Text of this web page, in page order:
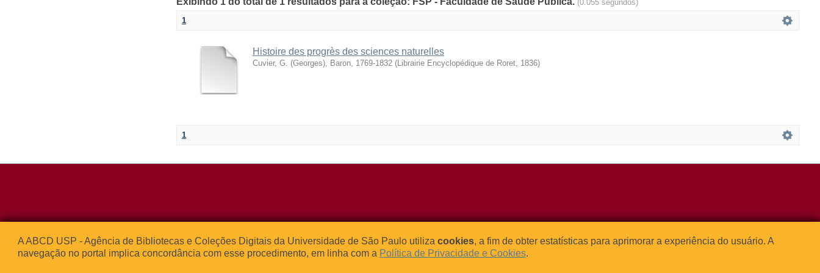
(0.055 segundos)
1
Histoire des progrès des sciences naturelles
Cuvier, G. (Georges), Baron, 1769-1832 (Librairie Encyclopédique de Roret, 1836)
1
Rua da Praça do Relógio, 109 – Bloco L
05508-050 – Cidade Universitária
São Paulo, SP – Brasil
Tel: (0xx11) 3091-4195 / (0xx11) 3091-1541
Fax: (0xx11) 3091-1567
E-mail:atendimento@abcd.usp.br
  
A ABCD USP - Agência de Bibliotecas e Coleções Digitais da Universidade de São Paulo utiliza cookies, a fim de obter estatísticas para aprimorar a experiência do usuário. A
navegação no portal implica concordância com esse procedimento, em linha com a Política de Privacidade e Cookies.